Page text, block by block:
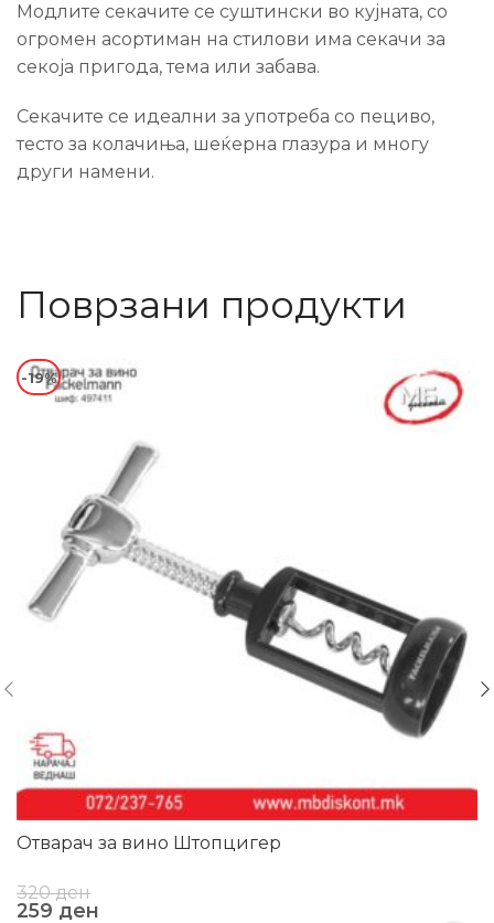
Модлите секачите се суштински во кујната, со
огромен асортиман на стилови има секачи за
секоја пригода, тема или забава.
Секачите се идеални за употреба со пециво,
тесто за колачиња, шеќерна глазура и многу
други намени.
Поврзани продукти
-19%
Отварач за вино Штопцигер
320ден
259 ден